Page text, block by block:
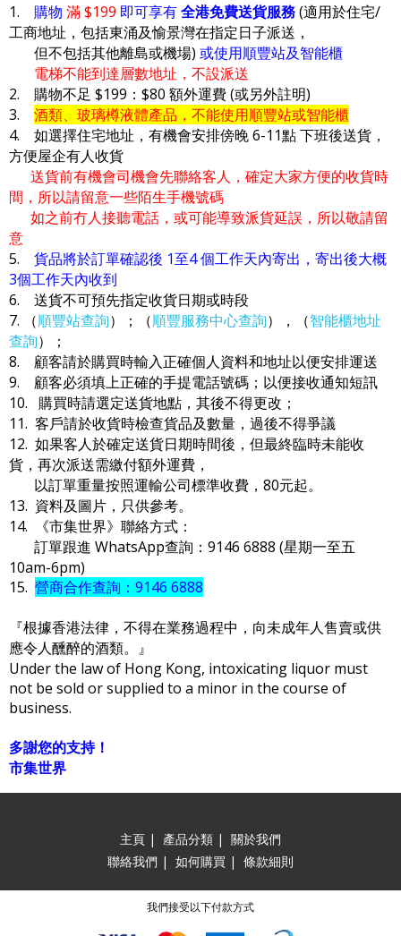
1. 購物 滿 $199 即可享有全港免費送貨服務(適用於住宅/
工商地址，包括東涌及愉景灣在指定日子派送，
但不包括其他離島或機場) 或使用順豐站及智能櫃
電梯不能到達層數地址，不設派送
2. 購物不足 $199：$80 額外運費 (或另外註明)
3. 酒類、玻璃樽液體產品，不能使用順豐站或智能櫃
4. 如選擇住宅地址，有機會安排傍晚 6-11點 下班後送貨，
方便屋企有人收貨
送貨前有機會司機會先聯絡客人，確定大家方便的收貨時
間，所以請留意一些陌生手機號碼
如之前冇人接聽電話，或可能導致派貨延誤，所以敬請留
意
5. 貨品將於訂單確認後 1至4 個工作天內寄出，寄出後大概
3個工作天內收到
6. 送貨不可預先指定收貨日期或時段
7. （順豐站查詢）；（順豐服務中心查詢），（智能櫃地址
查詢）；
8. 顧客請於購買時輸入正確個人資料和地址以便安排運送
9. 顧客必須填上正確的手提電話號碼；以便接收通知短訊
10. 購買時請選定送貨地點，其後不得更改；
11. 客戶請於收貨時檢查貨品及數量，過後不得爭議
12. 如果客人於確定送貨日期時間後，但最終臨時未能收
貨，再次派送需繳付額外運費，
以訂單重量按照運輸公司標準收費，80元起。
13. 資料及圖片，只供參考。
14. 《市集世界》聯絡方式：
訂單跟進 WhatsApp查詢：9146 6888 (星期一至五
10am-6pm)
15. 營商合作查詢：9146 6888
『根據香港法律，不得在業務過程中，向未成年人售賣或供
應令人醺醉的酒類。』
Under the law of Hong Kong, intoxicating liquor must
not be sold or supplied to a minor in the course of
business.
多謝您的支持！
市集世界
主頁 | 產品分類 | 關於我們
聯絡我們 | 如何購買 | 條款細則
我們接受以下付款方式